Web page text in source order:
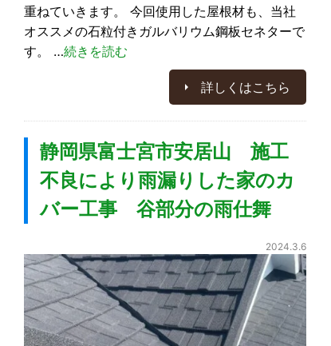
重ねていきます。 今回使用した屋根材も、当社
オススメの石粒付きガルバリウム鋼板セネターで
す。 …続きを読む
詳しくはこちら
静岡県富士宮市安居山 施工
不良により雨漏りした家のカ
バー工事 谷部分の雨仕舞
2024.3.6